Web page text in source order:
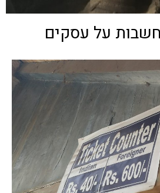
על עסקים